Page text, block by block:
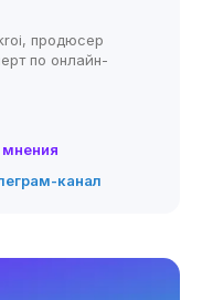
продюсер
по онлайн-
канал